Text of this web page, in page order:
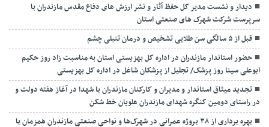
دیدار و نشست مدیر کل حفظ آثار و نشر ارزش های دفاع مقدس مازندران با
سرپرست شرکت شهرک های صنعتی استان
قبل از ۵ سالگی سن طلایی تشخیص و درمان تنبلی چشم
حضور استاندار مازندران در اداره کل بهزیستی استان به مناسبت زاد روز حکیم
ابوعلی سینا روز پزشک/ تجلیل از پزشکان شاغل در اداره کل بهزیستی
تجدید میثاق استاندار و مدیران و کارکنان مازندران با شهدا در آغاز هفته دولت و
در راستای دومین کنگره شهدای مازندران علویان خط شکن
بهره برداری از ۳۸ بروژه عمرانی در شهرک‌ها و نواحی صنعتی مازندران همزمان با